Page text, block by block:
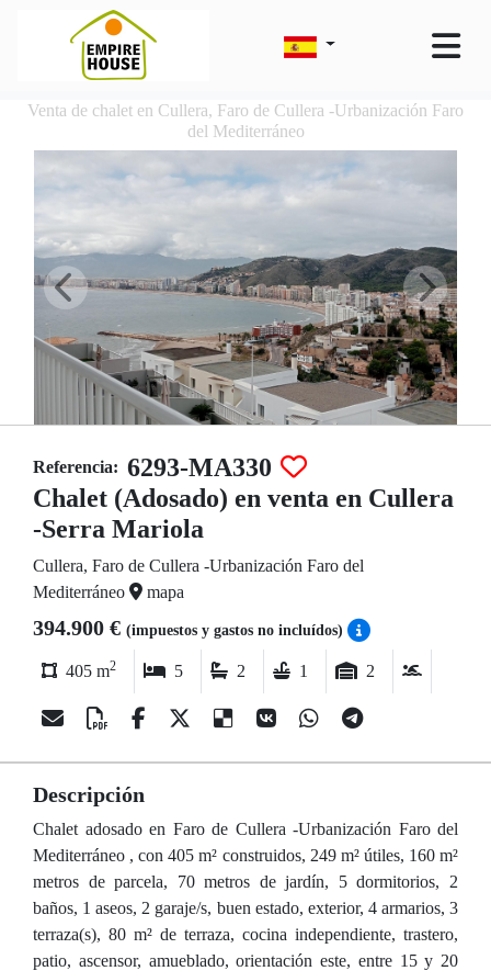
Venta de chalet en Cullera, Faro de Cullera -Urbanización Faro
del Mediterráneo
Referencia: 6293-MA330
Chalet (Adosado) en venta en Cullera
-Serra Mariola
Cullera, Faro de Cullera -Urbanización Faro del
Mediterráneo
mapa
394.900 € (impuestos y gastos no incluídos)
405 m2 5 2 1 2
Descripción
Chalet adosado en Faro de Cullera -Urbanización Faro del
Mediterráneo , con 405 m² construidos, 249 m² útiles, 160 m²
metros de parcela, 70 metros de jardín, 5 dormitorios, 2
baños, 1 aseos, 2 garaje/s, buen estado, exterior, 4 armarios, 3
terraza(s), 80 m² de terraza, cocina independiente, trastero,
patio, ascensor, amueblado, orientación este, entre 15 y 20